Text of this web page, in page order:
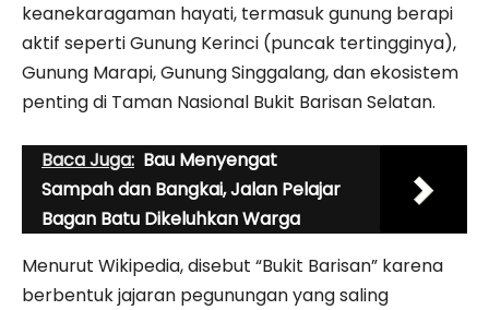
keanekaragaman hayati, termasuk gunung berapi
aktif seperti Gunung Kerinci (puncak tertingginya),
Gunung Marapi, Gunung Singgalang, dan ekosistem
penting di Taman Nasional Bukit Barisan Selatan.
Baca Juga: Bau Menyengat
Sampah dan Bangkai, Jalan Pelajar
Bagan Batu Dikeluhkan Warga
​Menurut Wikipedia, disebut “Bukit Barisan” karena
berbentuk jajaran pegunungan yang saling